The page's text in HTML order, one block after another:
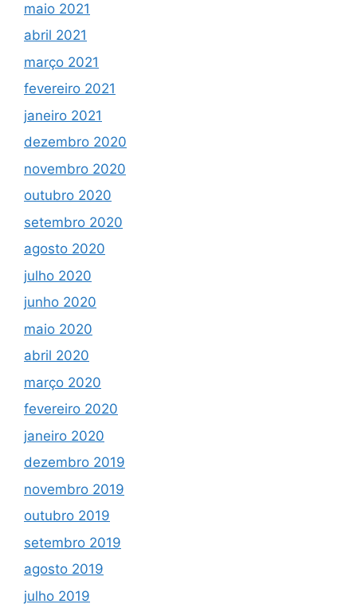
maio 2021
abril 2021
março 2021
fevereiro 2021
janeiro 2021
dezembro 2020
novembro 2020
outubro 2020
setembro 2020
agosto 2020
julho 2020
junho 2020
maio 2020
abril 2020
março 2020
fevereiro 2020
janeiro 2020
dezembro 2019
novembro 2019
outubro 2019
setembro 2019
agosto 2019
julho 2019